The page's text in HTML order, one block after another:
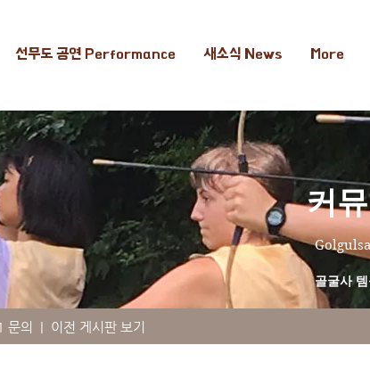
선무도 공연 Performance 새소식 News More
커
골굴사
문의 | 이전 게시판 보기